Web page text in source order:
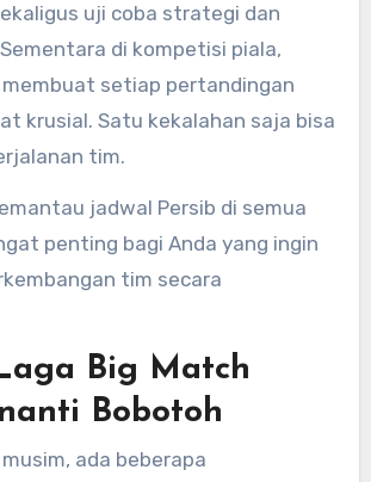
uji coba strategi dan
di kompetisi piala,
setiap pertandingan
krusial. Satu kekalahan saja bisa
tim.
jadwal Persib di semua
penting bagi Anda yang ingin
tim secara
Big Match
Bobotoh
ada beberapa